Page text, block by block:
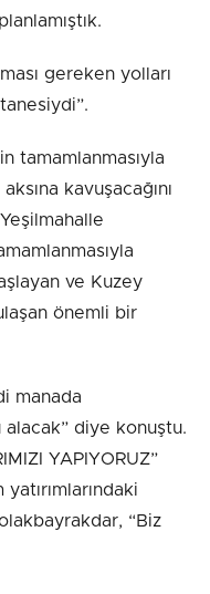
gereken yolları
tamamlanmasıyla
kavuşacağını
ve Kuzey
önemli bir
manada
diye konuştu.
YAPIYORUZ”
“Biz